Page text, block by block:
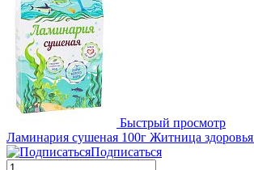
Быстрый просмотр
Ламинария сушеная 100г Житница здоровья
Подписаться